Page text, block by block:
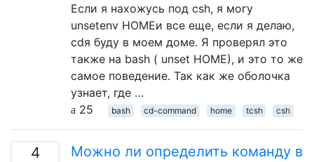
Если я нахожусь под csh, я могу
unsetenv HOMEи все еще, если я делаю,
cdя буду в моем доме. Я проверял это
также на bash ( unset HOME), и это то же
самое поведение. Так как же оболочка
узнает, где …
25
bash cd-command home tcsh csh
4
Можно ли определить команду в